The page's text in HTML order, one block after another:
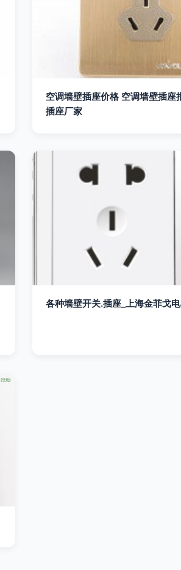
空调墙壁插座价格 空调墙壁插座
插座厂家
各种墙壁开关.插座_上海金菲戈电